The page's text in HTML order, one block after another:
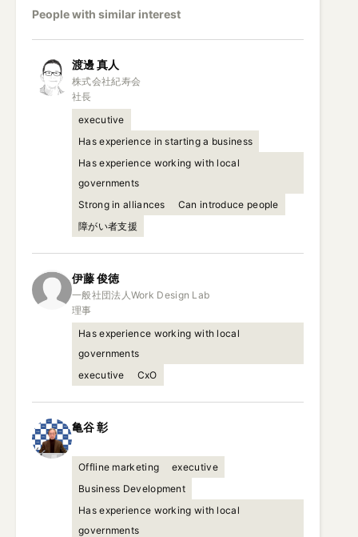
People with similar interest
渡邊真人
株式会社紀寿会
社長
executive
Has experience in starting a business
Has experience working with local
governments
Strong in alliances
Can introduce people
障がい者支援
伊藤俊徳
一般社団法人Work Design Lab
理事
Has experience working with local
governments
executive
CxO
亀谷彰
Offline marketing
executive
Business Development
Has experience working with local
governments